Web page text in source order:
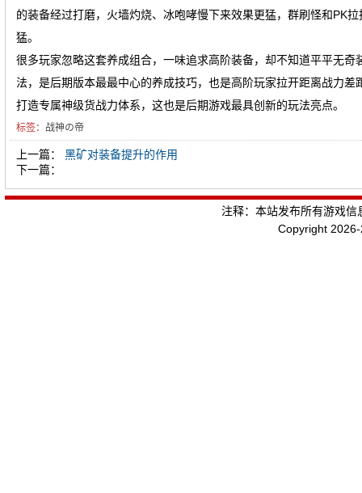
的装备经过打磨，火墙灼烧、冰咆哮慢下来效果更猛，群刷怪和PK
猛。
很多玩家忽略这套养成组合，一味追求高阶装备，却不知道平平无
法，是后期版本最最中心的养成技巧，也是高阶玩家拉开距离战力
打造专属神级货战力体系，这也是后期游戏最具创新的玩法亮点。
标签： 战神の帝
上一篇： 黑矿对装备提升的作用
下一篇：
注释：本站发布所有游戏
Copyright